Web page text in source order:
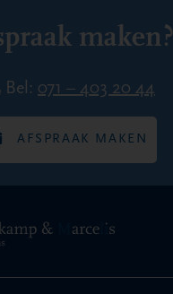
maken?
Bel: 071 – 403 20 44
AFSPRAAK MAKEN